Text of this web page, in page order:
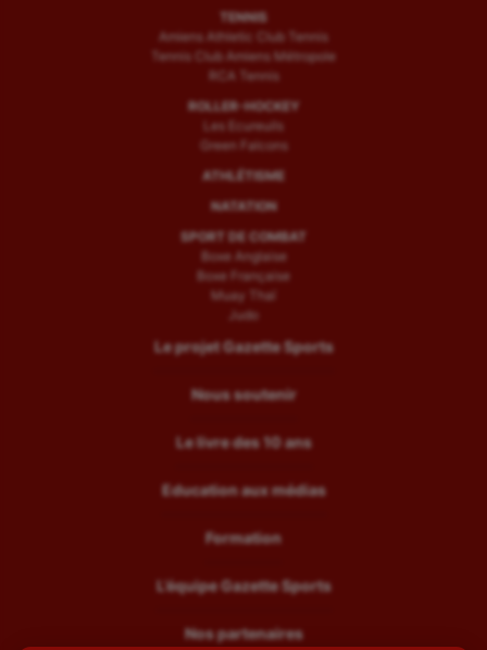
Ultimate frisbee
UNSS
TENNIS
Amiens Athletic Club Tennis
Tennis Club Amiens Métropole
RCA Tennis
ROLLER-HOCKEY
Les Ecureuils
Green Falcons
ATHLÉTISME
NATATION
SPORT DE COMBAT
Boxe Anglaise
Boxe Française
Muay Thaï
Judo
Le projet Gazette Sports
Nous soutenir
Le livre des 10 ans
Education aux médias
Formation
L’équipe Gazette Sports
Nos partenaires